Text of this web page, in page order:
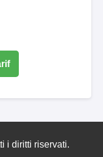
i diritti riservati.